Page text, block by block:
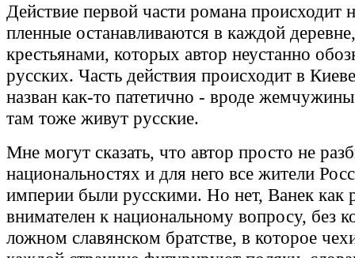
Действие первой части романа происходит
пленные останавливаются в каждой
крестьянами, которых автор неустанно
русских. Часть действия происходит в
назван как-то патетично - вроде
там тоже живут русские.
Мне могут сказать, что автор просто не
национальностях и для него все жители
империи были русскими. Но нет, Ванек как
внимателен к национальному вопросу, без
ложном славянском братстве, в которое